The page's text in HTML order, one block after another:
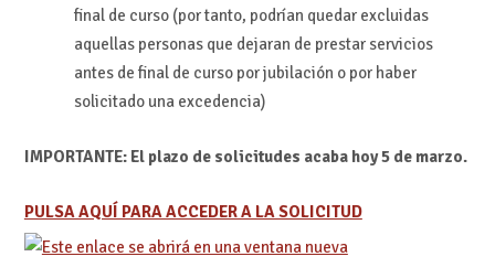
final de curso (por tanto, podrían quedar excluidas
aquellas personas que dejaran de prestar servicios
antes de final de curso por jubilación o por haber
solicitado una excedencia)
IMPORTANTE: El plazo de solicitudes acaba hoy 5 de marzo.
PULSA AQUÍ PARA ACCEDER A LA SOLICITUD